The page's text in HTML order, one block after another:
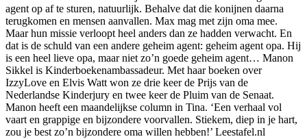
agent op af te sturen, natuurlijk. Behalve dat die konijnen daarna
terugkomen en mensen aanvallen. Max mag met zijn oma mee.
Maar hun missie verloopt heel anders dan ze hadden verwacht. En
dat is de schuld van een andere geheim agent: geheim agent opa. Hij
is een heel lieve opa, maar niet zo’n goede geheim agent… Manon
Sikkel is Kinderboekenambassadeur. Met haar boeken over
IzzyLove en Elvis Watt won ze drie keer de Prijs van de
Nederlandse Kinderjury en twee keer de Pluim van de Senaat.
Manon heeft een maandelijkse column in Tina. ‘Een verhaal vol
vaart en grappige en bijzondere voorvallen. Stiekem, diep in je hart,
zou je best zo’n bijzondere oma willen hebben!’ Leestafel.nl